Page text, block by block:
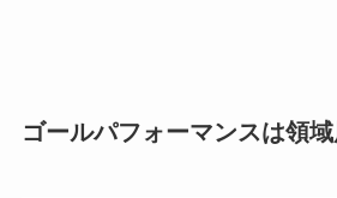
ゴールパフォーマンスは領域